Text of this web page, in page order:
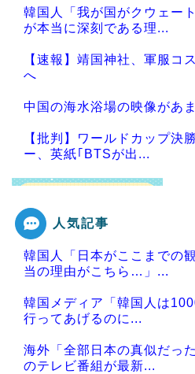
韓国人「我が国がクウェー
が本当に深刻である理...
【速報】靖国神社、軍服コ
へ
中国の海水浴場の映像があ
【批判】ワールドカップ決
ー、英紙｢BTSが出...
Powered by livedoor 相互
人気記事
韓国人「日本がここまでの
当の理由がこちら…」...
韓国メディア「韓国人は
行ってあげるのに...
海外「全部日本の真似だっ
のテレビ番組が最新...